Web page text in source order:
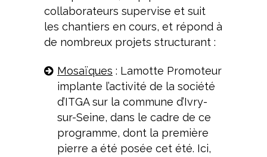
collaborateurs supervise et suit
les chantiers en cours, et répond à
de nombreux projets structurant :
Mosaïques : Lamotte Promoteur
implante l’activité de la société
d’ITGA sur la commune d’Ivry-
sur-Seine, dans le cadre de ce
programme, dont la première
pierre a été posée cet été. Ici,